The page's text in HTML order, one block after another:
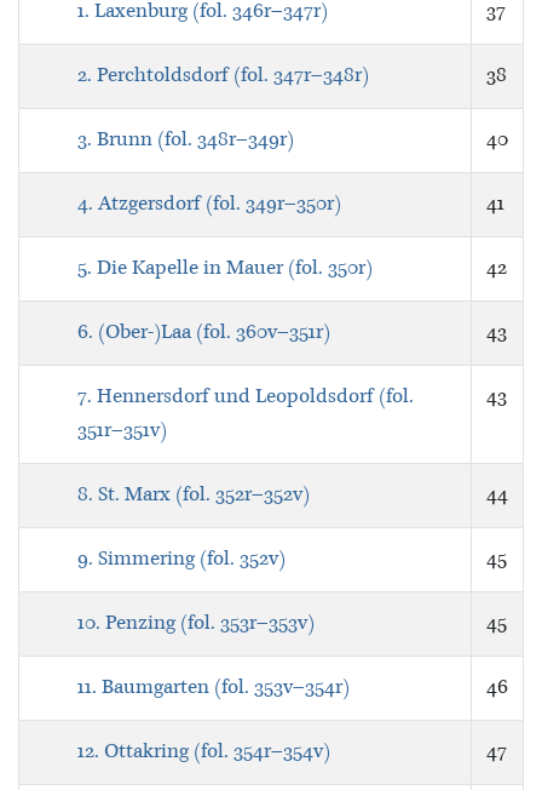
1. Laxenburg (fol. 346r–347r) 37
2. Perchtoldsdorf (fol. 347r–348r) 38
3. Brunn (fol. 348r–349r) 40
4. Atzgersdorf (fol. 349r–350r) 41
5. Die Kapelle in Mauer (fol. 350r) 42
6. (Ober-)Laa (fol. 360v–351r) 43
7. Hennersdorf und Leopoldsdorf (fol.
351r–351v)
43
8. St. Marx (fol. 352r–352v) 44
9. Simmering (fol. 352v) 45
10. Penzing (fol. 353r–353v) 45
11. Baumgarten (fol. 353v–354r) 46
12. Ottakring (fol. 354r–354v) 47